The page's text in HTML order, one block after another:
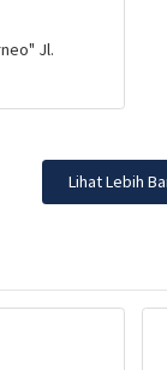
Jl.
Lihat Lebih